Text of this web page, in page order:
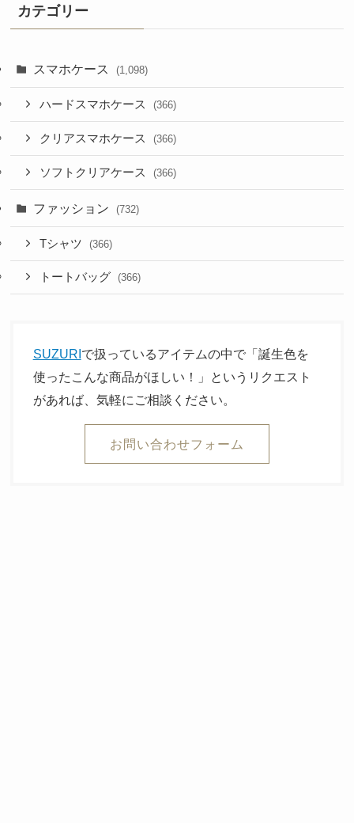
カテゴリー
スマホケース (1,098)
ハードスマホケース (366)
クリアスマホケース (366)
ソフトクリアケース (366)
ファッション (732)
Tシャツ (366)
トートバッグ (366)
SUZURIで扱っているアイテムの中で「誕生色を
使ったこんな商品がほしい！」というリクエスト
があれば、気軽にご相談ください。
お問い合わせフォーム